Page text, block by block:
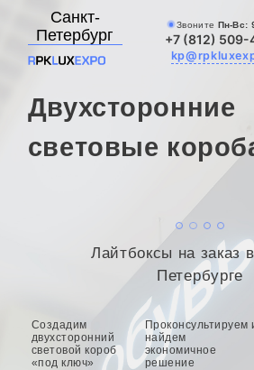
Санкт-
Петербург
Звоните Пн-Вс:
+7 (812)
УСЛУГИ
О КОМПАНИИ
Двухсторонние
световые
Лайтбоксы на заказ
Петербурге
Создадим
двухсторонний
световой короб
«под ключ»
Проконсультируем
найдем
экономичное
решение